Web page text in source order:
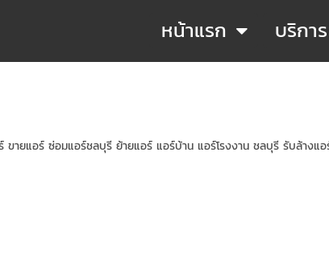
หน้าแรก บริการ
ายแอร์ ซ่อมแอร์ชลบุรี ย้ายแอร์ แอร์บ้าน แอร์โรงงาน ชลบุรี รับล้าง